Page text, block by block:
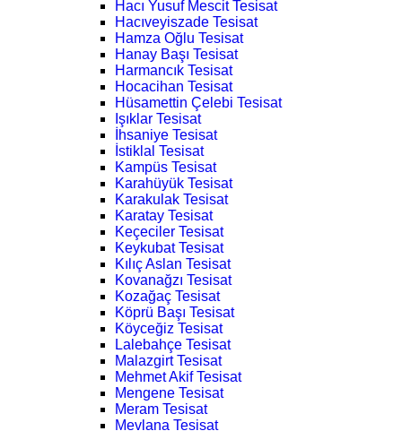
Hacı Yusuf Mescit Tesisat
Hacıveyiszade Tesisat
Hamza Oğlu Tesisat
Hanay Başı Tesisat
Harmancık Tesisat
Hocacihan Tesisat
Hüsamettin Çelebi Tesisat
Işıklar Tesisat
İhsaniye Tesisat
İstiklal Tesisat
Kampüs Tesisat
Karahüyük Tesisat
Karakulak Tesisat
Karatay Tesisat
Keçeciler Tesisat
Keykubat Tesisat
Kılıç Aslan Tesisat
Kovanağzı Tesisat
Kozağaç Tesisat
Köprü Başı Tesisat
Köyceğiz Tesisat
Lalebahçe Tesisat
Malazgirt Tesisat
Mehmet Akif Tesisat
Mengene Tesisat
Meram Tesisat
Mevlana Tesisat